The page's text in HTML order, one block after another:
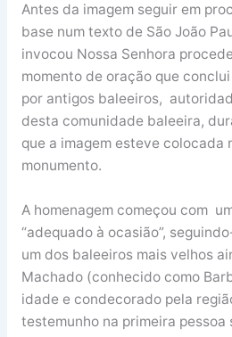
Antes da imagem seguir em
base num texto de São João
invocou Nossa Senhora
momento de oração que
por antigos baleeiros,
desta comunidade baleeira,
que a imagem esteve colocada
monumento.
A homenagem começou com
“adequado à ocasião”,
um dos baleeiros mais velhos
Machado (conhecido como
idade e condecorado pela
testemunho na primeira pessoa